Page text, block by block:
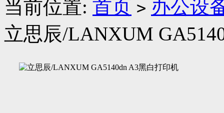
当前位置: 首页 > 办公设
立思辰/LANXUM